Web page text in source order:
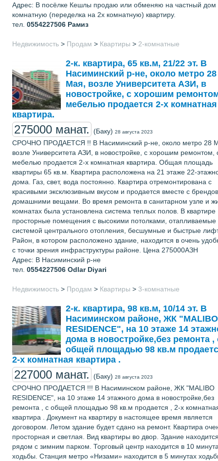
Адрес: В посёлке Кешлы продаю или обменяю на частный дом
комнатную (переделка на 2х комнатную) квартиру.
тел. 0554227506 Рамиз
Недвижимость > Продам > Квартиры > 2-комнатные
2-к. квартира, 65 кв.м, 21/22 эт. В
Насиминский р-не, около метро 28
Мая, возле Университета АЗИ, в
новостройке, с хорошим
мебелью продается 2-х комнатная
квартира.
275000 манат. (Баку) 28 августа 2023
СРОЧНО ПРОДАЕТСЯ !! В Насиминский р-не, около метро 28
возле Университета АЗИ, в новостройке, с хорошим ремонтом,
мебелью продается 2-х комнатная квартира. Общая площадь
квартиры 65 кв.м. Квартира расположена на 21 этаже 22-
дома. Газ, свет, вода постоянно. Квартира отремонтирована с
красивыми эксклюзивным вкусом и продается вместе с
домашними вещами. Во время ремонта в санитарном узле и
комнатах была установлена система теплых полов. В квартире
просторные помещения с высокими потолками, отапливаемые
системой центрального отопления, бесшумные и быстрые
Район, в котором расположено здание, находится в очень
с точки зрения инфраструктуры районе. Цена 275000АЗН
Адрес: В Насиминский р-не
тел. 0554227506 Odlar Diyаri
Недвижимость > Продам > Квартиры > 3-комнатные
2-к. квартира, 98 кв.м, 10/14 эт. В
Насиминском районе, ЖК "MALIBO
RESIDENCE", на 10 этаже 14
дома в новостройке,без ремонта ,
общей площадью 98 кв.м
2-х комнатная квартира .
227000 манат. (Баку) 28 августа 2023
СРОЧНО ПРОДАЕТСЯ !!! В Насиминском районе, ЖК "MALIBO
RESIDENCE", на 10 этаже 14 этажного дома в новостройке,без
ремонта , с общей площадью 98 кв.м продается , 2-х
квартира . Документ на квартиру в настоящее время является
договором. Летом здание будет сдано на ремонт. Квартира
просторная и светлая. Вид квартиры во двор. Здание
рядом с зимним парком. Торговый центр находится в 10
ходьбы. Станция метро «Низами» находится в 5 минутах